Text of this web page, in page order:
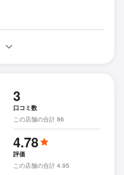
3
口コミ数
この店舗の合計 86
4.78
評価
この店舗の合計 4.95